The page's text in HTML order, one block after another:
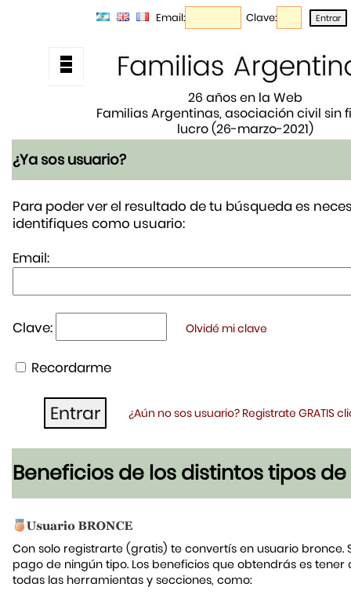
Email: Clave:
26 años en la Web
Familias Argentinas, asociación civil sin
lucro (26-marzo-2021)
¿Ya sos usuario?
Para poder ver el resultado de tu búsqueda es
identifiques como usuario:
Email:
Clave: Olvidé mi clave
Recordarme
¿Aún no sos usuario? Registrate GRATIS
Beneficios de los distintos tipos de
Con solo registrarte (gratis) te convertís en usuario bronce.
pago de ningún tipo. Los beneficios que obtendrás es tener
todas las herramientas y secciones, como: